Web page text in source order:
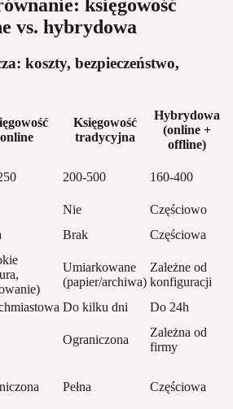
księgowość
vs. hybrydowa
koszty, bezpieczeństwo,
online
Księgowość
tradycyjna
Hybrydowa
(online +
offline)
200-500 160-400
Nie
Częściowo
Brak Częściowa
Umiarkowane
(papier/archiwa)
Zależne od
konfiguracji
Do kilku dni
Do 24h
Ograniczona
Zależna od
firmy
Pełna Częściowa